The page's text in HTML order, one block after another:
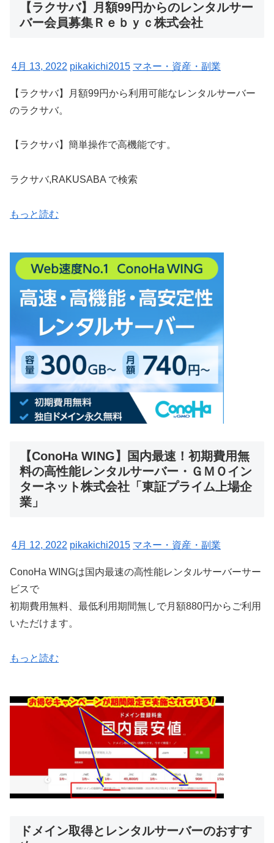
【ラクサバ】月額99円からのレンタルサー
バー会員募集Ｒｅｂｙｃ株式会社
4月 13, 2022 pikakichi2015 マネー・資産・副業
【ラクサバ】月額99円から利用可能なレンタルサーバー
のラクサバ。
【ラクサバ】簡単操作で高機能です。
ラクサバ,RAKUSABA で検索
もっと読む
【ConoHa WING】国内最速！初期費用無
料の高性能レンタルサーバー・ＧＭＯイン
ターネット株式会社「東証プライム上場企
業」
4月 12, 2022 pikakichi2015 マネー・資産・副業
ConoHa WINGは国内最速の高性能レンタルサーバーサー
ビスで
初期費用無料、最低利用期間無しで月額880円からご利用
いただけます。
もっと読む
ドメイン取得とレンタルサーバーのおすす